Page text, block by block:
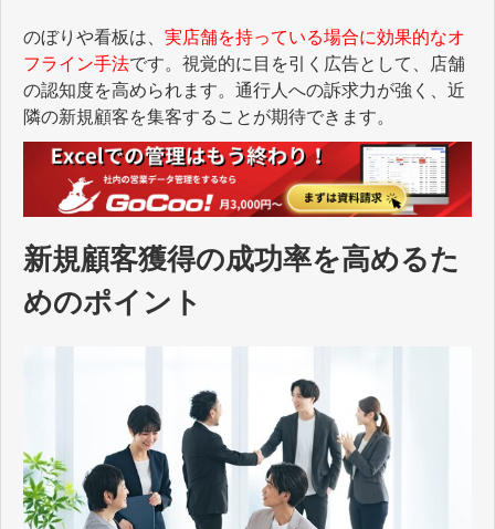
のぼりや看板は、 実店舗を持っている場合に効果的なオ
フライン手法です。視覚的に目を引く広告として、店舗
の認知度を高められます。通行人への訴求力が強く、近
隣の新規顧客を集客することが期待できます。
新規顧客獲得の成功率を高めるた
めのポイント